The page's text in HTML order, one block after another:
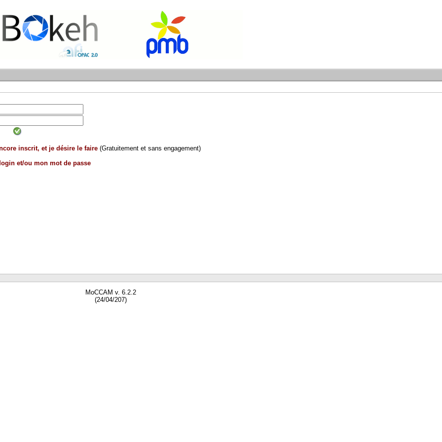
inscrit, et je désire le faire (Gratuitement et sans engagement)
et/ou mon mot de passe
MoCCAM v. 6.2.2
(24/04/207)